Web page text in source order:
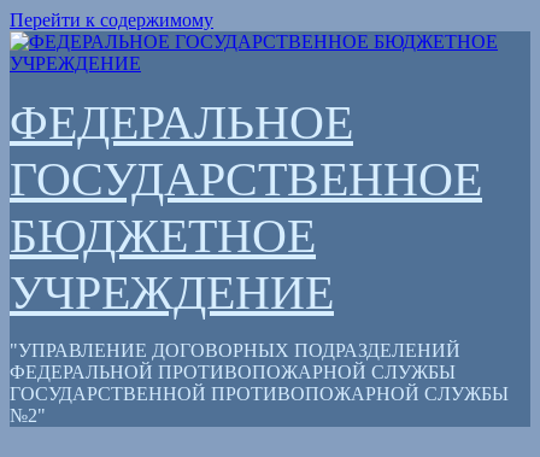
Перейти к содержимому
ФЕДЕРАЛЬНОЕ
ГОСУДАРСТВЕННОЕ
БЮДЖЕТНОЕ
УЧРЕЖДЕНИЕ
"УПРАВЛЕНИЕ ДОГОВОРНЫХ ПОДРАЗДЕЛЕНИЙ
ФЕДЕРАЛЬНОЙ ПРОТИВОПОЖАРНОЙ СЛУЖБЫ
ГОСУДАРСТВЕННОЙ ПРОТИВОПОЖАРНОЙ СЛУЖБЫ
№2"